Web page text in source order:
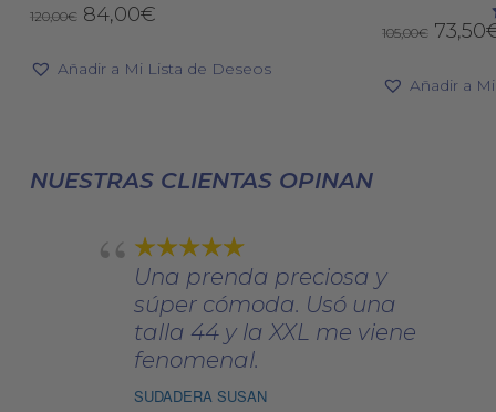
variantes.
opciones
elegir
de
producto
120,00€ El
original
84,00€El
actual
Añadir a Mi Lista de Deseos
105,00€ El
73,50
Añadir a
NUESTRAS CLIENTAS OPINAN
Una prenda preciosa y
súper cómoda. Usó una
talla 44 y la XXL me viene
fenomenal.
SUDADERA SUSAN